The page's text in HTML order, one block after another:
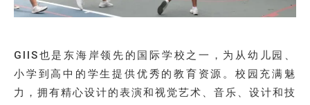
GIIS也是东海岸领先的国际学校之一，为从幼儿园、
小学到高中的学生提供优秀的教育资源。校园充满魅
力，拥有精心设计的表演和视觉艺术、音乐、设计和技